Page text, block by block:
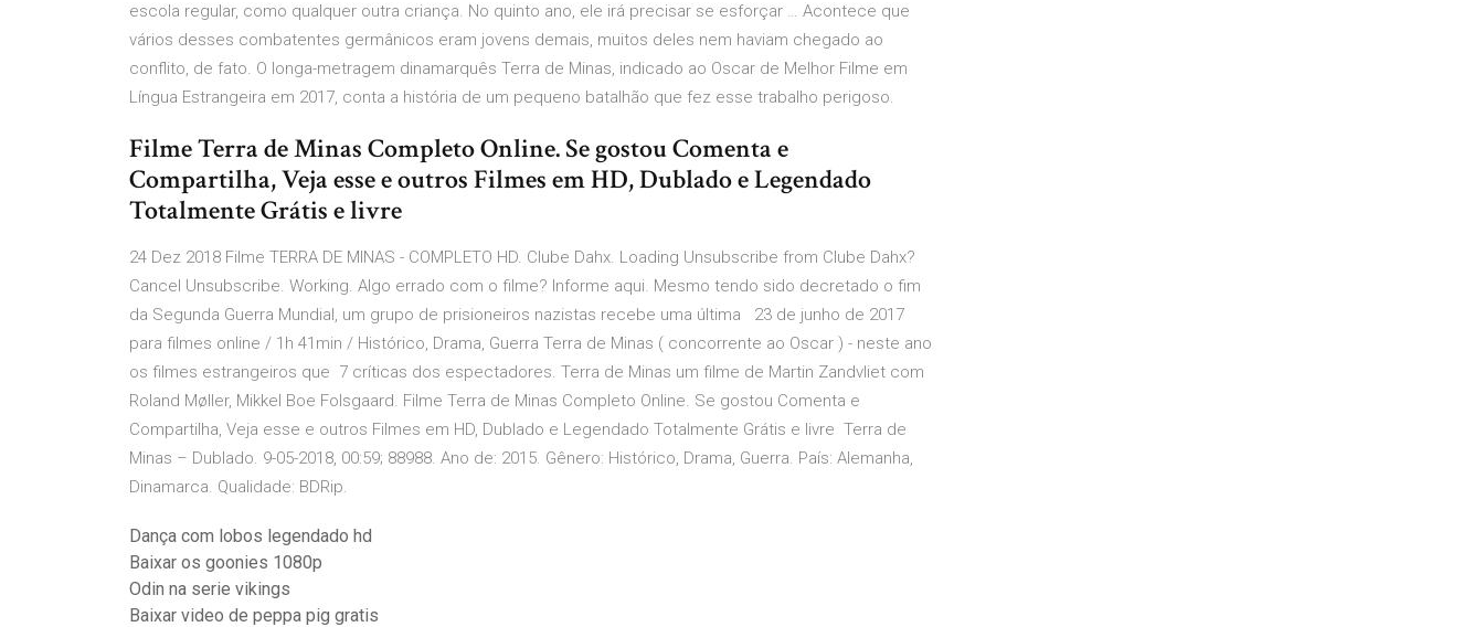
escola regular, como qualquer outra criança. No quinto ano, ele irá precisar se esforçar … Acontece que
vários desses combatentes germânicos eram jovens demais, muitos deles nem haviam chegado ao
conflito, de fato. O longa-metragem dinamarquês Terra de Minas, indicado ao Oscar de Melhor Filme em
Língua Estrangeira em 2017, conta a história de um pequeno batalhão que fez esse trabalho perigoso.
Filme Terra de Minas Completo Online. Se gostou Comenta e
Compartilha, Veja esse e outros Filmes em HD, Dublado e Legendado
Totalmente Grátis e livre
24 Dez 2018 Filme TERRA DE MINAS - COMPLETO HD. Clube Dahx. Loading Unsubscribe from Clube Dahx?
Cancel Unsubscribe. Working. Algo errado com o filme? Informe aqui. Mesmo tendo sido decretado o fim
da Segunda Guerra Mundial, um grupo de prisioneiros nazistas recebe uma última 23 de junho de 2017
para filmes online / 1h 41min / Histórico, Drama, Guerra Terra de Minas ( concorrente ao Oscar ) - neste ano
os filmes estrangeiros que 7 críticas dos espectadores. Terra de Minas um filme de Martin Zandvliet com
Roland Møller, Mikkel Boe Folsgaard. Filme Terra de Minas Completo Online. Se gostou Comenta e
Compartilha, Veja esse e outros Filmes em HD, Dublado e Legendado Totalmente Grátis e livre Terra de
Minas – Dublado. 9-05-2018, 00:59; 88988. Ano de: 2015. Gênero: Histórico, Drama, Guerra. País: Alemanha,
Dinamarca. Qualidade: BDRip.
Dança com lobos legendado hd
Baixar os goonies 1080p
Odin na serie vikings
Baixar video de peppa pig gratis